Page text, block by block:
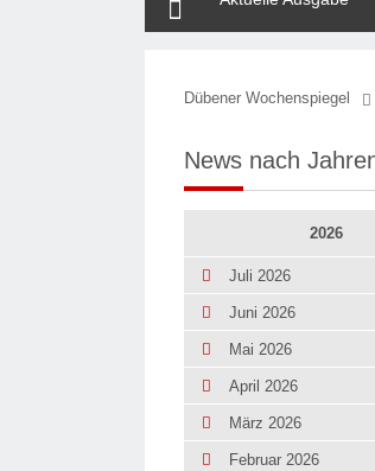
Dübener Wochenspiegel
News nach
2026
Juli 2026
Juni 2026
Mai 2026
April 2026
März 2026
Februar 2026